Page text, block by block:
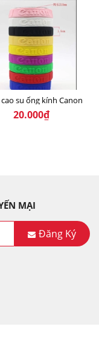
su ống kính Canon
20.000₫
MẠI
Đăng Ký